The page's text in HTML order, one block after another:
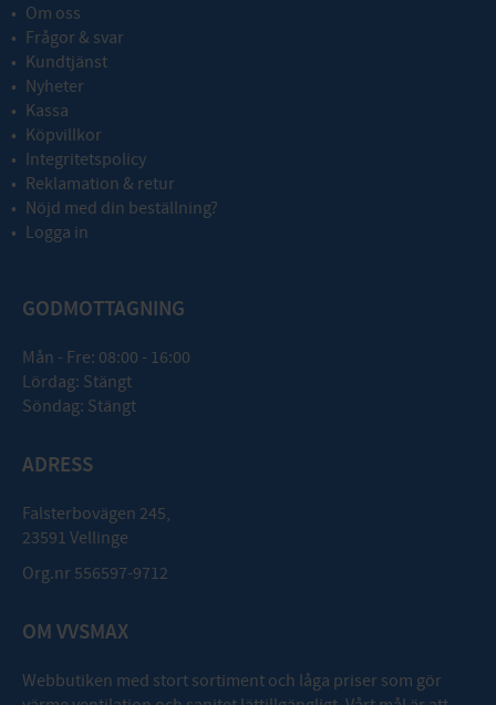
Om oss
Frågor & svar
Kundtjänst
Nyheter
Kassa
Köpvillkor
Integritetspolicy
Reklamation & retur
Nöjd med din beställning?
Logga in
GODMOTTAGNING
Mån - Fre: 08:00 - 16:00
Lördag: Stängt
Söndag: Stängt
ADRESS
Falsterbovägen 245,
23591 Vellinge
Org.nr 556597-9712
OM VVSMAX
Webbutiken med stort sortiment och låga priser som gör